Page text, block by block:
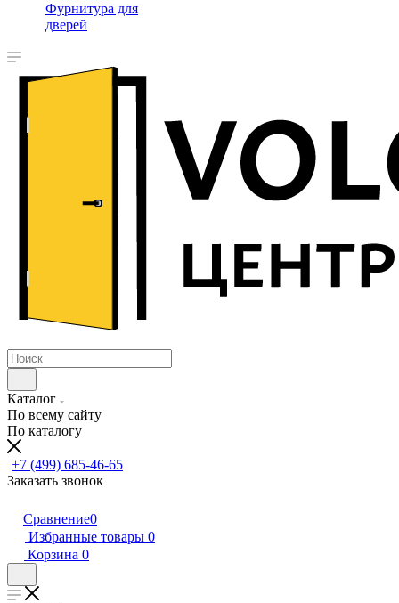
Фурнитура для
дверей
Каталог
По всему сайту
По каталогу
+7 (499) 685-46-65
Заказать звонок
Сравнение0
Избранные товары 0
Корзина 0